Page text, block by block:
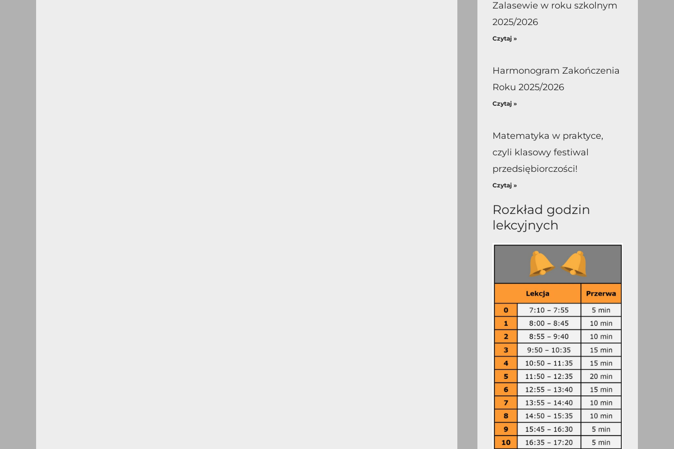
Zalasewie w roku szkolnym
2025/2026
Czytaj »
Harmonogram Zakończenia
Roku 2025/2026
Czytaj »
Matematyka w praktyce,
czyli klasowy festiwal
przedsiębiorczości!
Czytaj »
Rozkład godzin
lekcyjnych